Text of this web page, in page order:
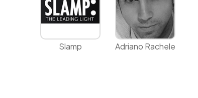
Slamp Adriano Rachele